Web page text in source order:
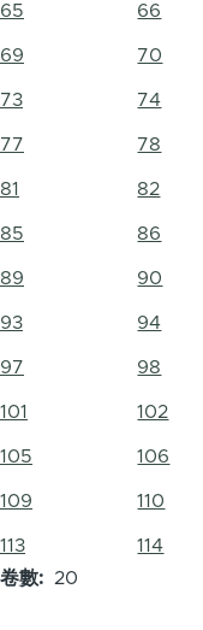
65 66
69 70
73 74
77 78
81 82
85 86
89 90
93 94
97 98
101 102
105 106
109 110
113 114
卷數
20